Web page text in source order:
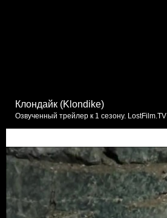
Клондайк (Klondike)
Озвученный трейлер к 1 сезону. LostFilm.TV